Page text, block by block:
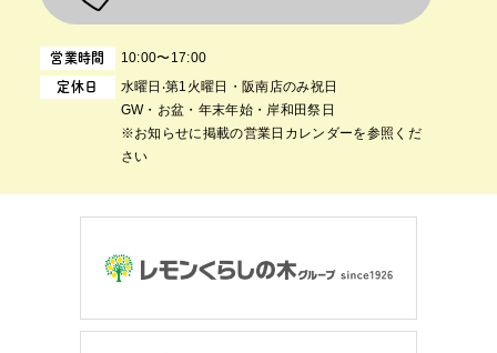
営業時間 10:00〜17:00
定休日
⽔曜⽇‧第1⽕曜⽇・阪南店のみ祝日
GW・お盆・年末年始・岸和田祭日
※お知らせに掲載の営業日カレンダーを参照くだ
さい